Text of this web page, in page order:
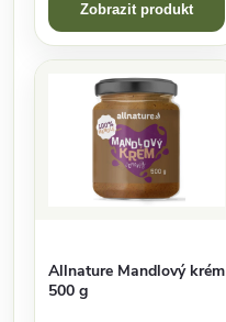
Zobrazit produkt
Allnature Mandlový krém
500 g